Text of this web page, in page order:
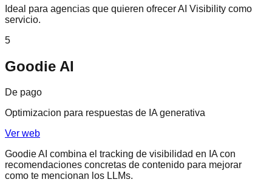
Ideal para agencias que quieren ofrecer AI Visibility como
servicio.
5
Goodie AI
De pago
Optimizacion para respuestas de IA generativa
Ver web
Goodie AI combina el tracking de visibilidad en IA con
recomendaciones concretas de contenido para mejorar
como te mencionan los LLMs.